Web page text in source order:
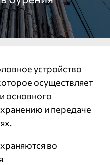
устройство
осуществляет
основного
и передаче
во